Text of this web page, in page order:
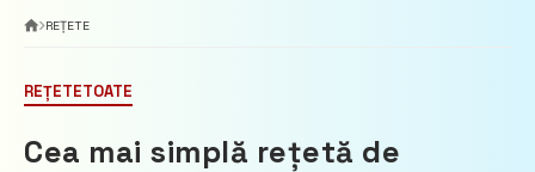
REȚETE
REȚETETOATE
Cea mai simplă rețetă de